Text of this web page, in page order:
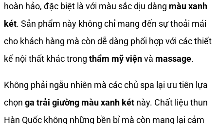
hoàn hảo, đặc biệt là với màu sắc dịu dàng màu xanh
két. Sản phẩm này không chỉ mang đến sự thoải mái
cho khách hàng mà còn dễ dàng phối hợp với các thiết
kế nội thất khác trong thẩm mỹ việnvà massage.
Không phải ngẫu nhiên mà các chủ spa lại ưu tiên lựa
chọn ga trải giường màu xanh két này. Chất liệu thun
Hàn Quốc không những bền bỉ mà còn mang lại cảm